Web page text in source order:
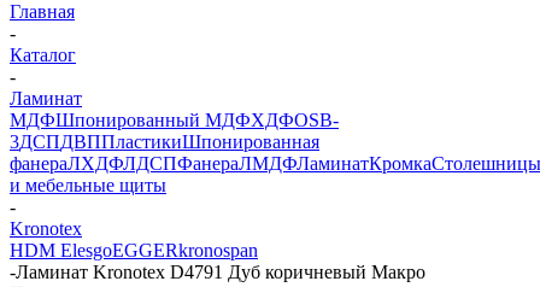
Главная
-
Каталог
-
Ламинат
МДФШпонированный МДФХДФOSB-
3ДСПДВППластикиШпонированная
фанераЛХДФЛДСПФанераЛМДФЛаминатКромкаСтолешницы
и мебельные щиты
-
Kronotex
HDM ElesgoEGGERkronospan
-Ламинат Kronotex D4791 Дуб коричневый Макро